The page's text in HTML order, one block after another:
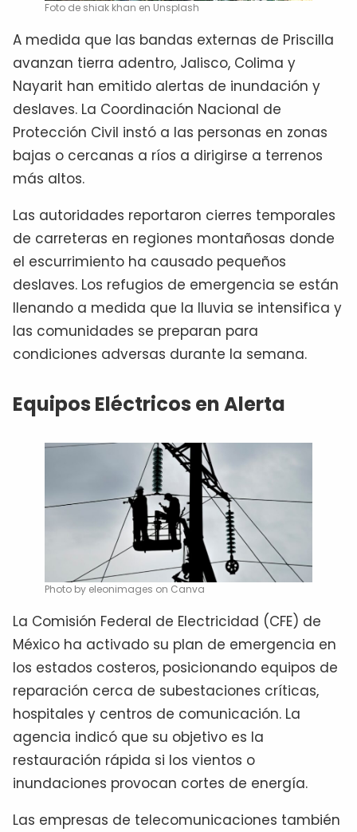
Foto de shiak khan en Unsplash
A medida que las bandas externas de Priscilla
avanzan tierra adentro, Jalisco, Colima y
Nayarit han emitido alertas de inundación y
deslaves. La Coordinación Nacional de
Protección Civil instó a las personas en zonas
bajas o cercanas a ríos a dirigirse a terrenos
más altos.
Las autoridades reportaron cierres temporales
de carreteras en regiones montañosas donde
el escurrimiento ha causado pequeños
deslaves. Los refugios de emergencia se están
llenando a medida que la lluvia se intensifica y
las comunidades se preparan para
condiciones adversas durante la semana.
Equipos Eléctricos en Alerta
Photo by eleonimages on Canva
La Comisión Federal de Electricidad (CFE) de
México ha activado su plan de emergencia en
los estados costeros, posicionando equipos de
reparación cerca de subestaciones críticas,
hospitales y centros de comunicación. La
agencia indicó que su objetivo es la
restauración rápida si los vientos o
inundaciones provocan cortes de energía.
Las empresas de telecomunicaciones también